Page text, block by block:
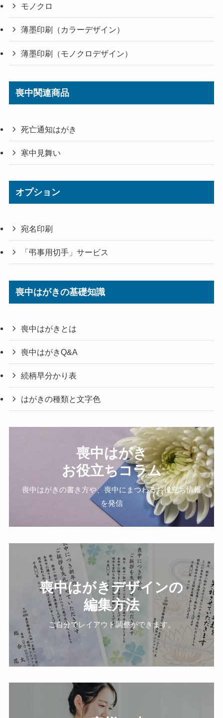
モノクロ
薄墨印刷（カラーデザイン）
薄墨印刷（モノクロデザイン）
喪中関連商品
死亡通知はがき
寒中見舞い
オプション
宛名印刷
「弔事用切手」サービス
喪中はがきの基礎知識
喪中はがきとは
喪中はがきQ&A
続柄早分かり表
はがきの種類と文字色
喪中はがき
お役立ちコラム
喪中はがきの書き方や、喪中にまつわるお役立ち情報
を発信
喪中はがきデザインの
編集方法
ご自分でレイアウト調整ができます。